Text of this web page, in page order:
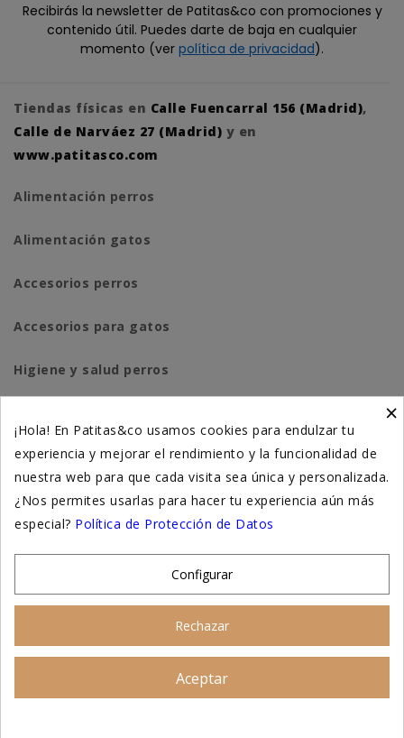
Recibirás la newsletter de Patitas&co con promociones y
contenido útil. Puedes darte de baja en cualquier
momento (ver política de privacidad).
Tiendas físicas en Calle Fuencarral 156 (Madrid),
Calle de Narváez 27 (Madrid) y en
www.patitasco.com
Alimentación perros
Alimentación gatos
Accesorios perros
Accesorios para gatos
Higiene y salud perros
Suplementación natural
Otros
×
¡Hola! En Patitas&co usamos cookies para endulzar tu
experiencia y mejorar el rendimiento y la funcionalidad de
nuestra web para que cada visita sea única y personalizada.
¿Nos permites usarlas para hacer tu experiencia aún más
especial? Política de Protección de Datos
Configurar
Rechazar
Aceptar